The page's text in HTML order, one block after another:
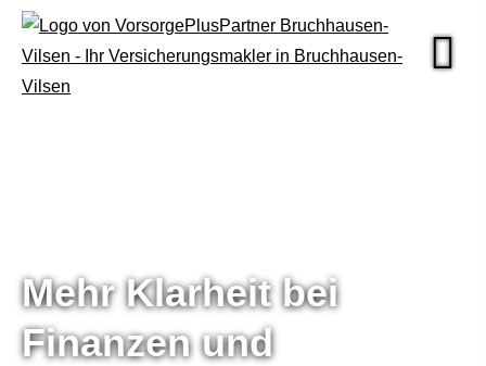
Mehr Klarheit bei
Finanzen und